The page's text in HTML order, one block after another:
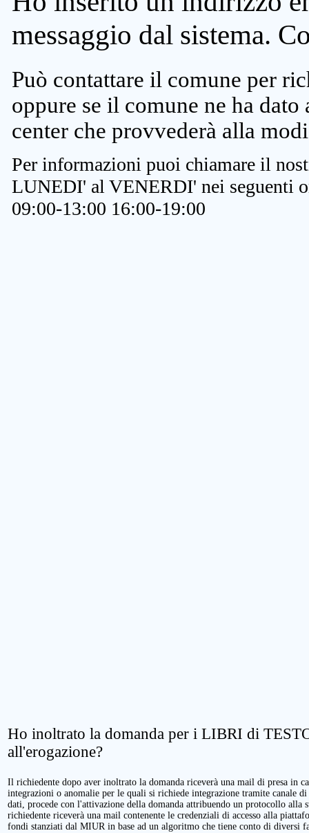
messaggio dal sistema.
Può contattare il comune per
oppure se il comune ne ha
center che provvederà alla
Per informazioni puoi chiamare il
LUNEDI' al VENERDI' nei seguenti
09:00-13:00 16:00-19:00
Ho inoltrato la domanda per i LIBRI di
all'erogazione?
Il richiedente dopo aver inoltrato la domanda riceverà una mail di presa in
integrazioni o anomalie per le quali si richiede integrazione tramite canale
dati, procede con l'attivazione della domanda attribuendo un protocollo alla
richiedente riceverà una mail contenente le credenziali di accesso alla
fondi stanziati dal MIUR in base ad un algoritmo che tiene conto di diversi